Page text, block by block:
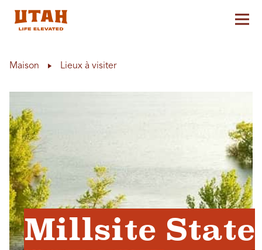
Maison Lieux à visiter
Millsite State